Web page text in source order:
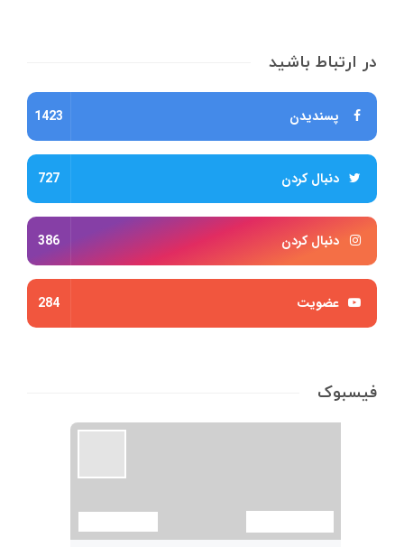
در ارتباط باشید
پسندیدن 1423
دنبال کردن 727
دنبال کردن 386
عضویت 284
فیسبوک